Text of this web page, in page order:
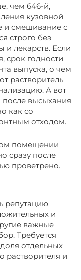
чем 646-й,
кузовной
и смешивание с
строго без
и лекарств. Если
срок годности
выпуска, о чем
растворитель
А вот
после высыхания
как со
отходом.
помещении
сразу после
проветрено.
репутацию
и
важные
Требуется
отдельных
растворителя и